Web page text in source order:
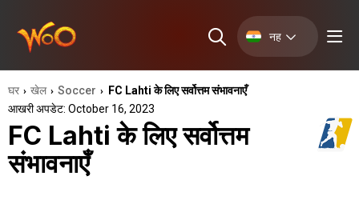
नह
घर › खेल › Soccer › FC Lahti के लिए सर्वोत्तम संभावनाएँ
आखरी अपडेट: October 16, 2023
FC Lahti के लिए सर्वोत्तम
संभावनाएँ